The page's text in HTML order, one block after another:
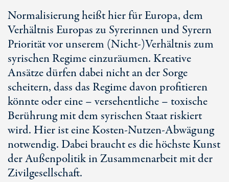
Normalisierung heißt hier für Europa, dem
Verhältnis Europas zu Syrerinnen und Syrern
Priorität vor unserem (Nicht-)Verhältnis zum
syrischen Regime einzuräumen. Kreative
Ansätze dürfen dabei nicht an der Sorge
scheitern, dass das Regime davon profitieren
könnte oder eine – versehentliche – toxische
Berührung mit dem syrischen Staat riskiert
wird. Hier ist eine Kosten-Nutzen-Abwägung
notwendig. Dabei braucht es die höchste Kunst
der Außenpolitik in Zusammenarbeit mit der
Zivilgesellschaft.